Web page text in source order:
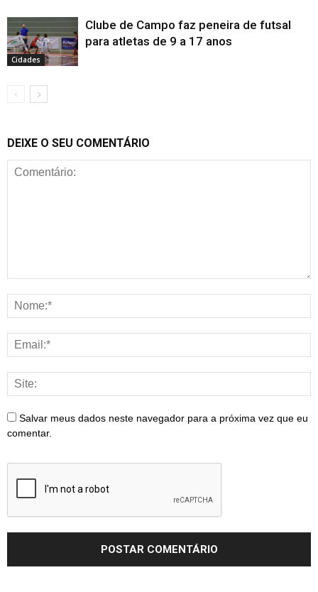
Cidades
Clube de Campo faz peneira de futsal
para atletas de 9 a 17 anos
DEIXE O SEU COMENTÁRIO
Salvar meus dados neste navegador para a próxima vez que eu
comentar.